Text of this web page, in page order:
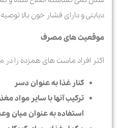
دیابتی و دارای فشار خون بالا
موقعیت های مصرف
اکثر افراد ماست های همزده را در
کنار غذا به عنوان دسر
ترکیب آنها با سایر مواد
استفاده به عنوان میان